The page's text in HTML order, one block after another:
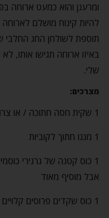
ומרענן והוא כמעט ארוחה
להיות קינוח מושלם
תוספת לשולחן החג
באיזו ארוחה תגישו אותו,
שלי.
מצרכים:
1 שקית חסה חתוכה / או צרור עלי חסה טריים
1 מנגו חתוך לקוביות
1 כוס קטנה של גרגירי
אבל מוסיף מאוד
1 כוס שקדים פרוסים קלויים בתנור